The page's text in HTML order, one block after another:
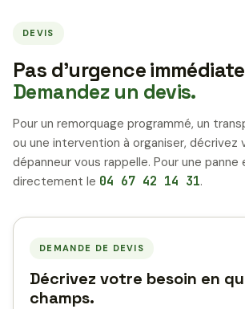
DEVIS
Pas d’urgence
Demandez un devis.
Pour un remorquage programmé, un
ou une intervention à organiser, décrivez
dépanneur vous rappelle. Pour une panne
directement le 04 67 42 14 31.
DEMANDE DE DEVIS
Décrivez votre besoin en
champs.